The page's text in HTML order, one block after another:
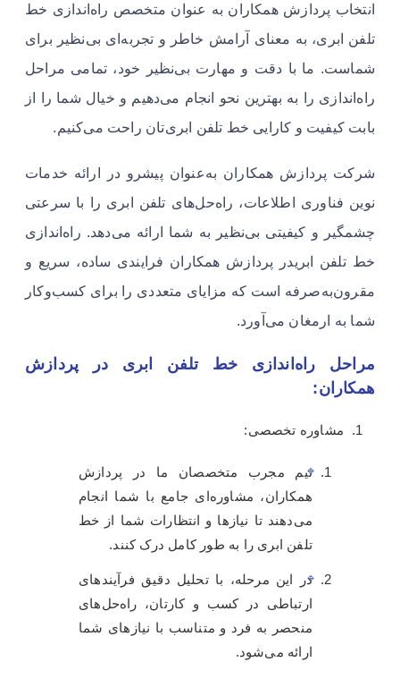
انتخاب پردازش همکاران به عنوان متخصص راه‌اندازی خط
تلفن ابری، به معنای آرامش خاطر و تجربه‌ای بی‌نظیر برای
شماست. ما با دقت و مهارت بی‌نظیر خود، تمامی مراحل
راه‌اندازی را به بهترین نحو انجام می‌دهیم و خیال شما را از
بابت کیفیت و کارایی خط تلفن ابری‌تان راحت می‌کنیم.
شرکت پردازش همکاران به‌عنوان پیشرو در ارائه خدمات
نوین فناوری اطلاعات، راه‌حل‌های تلفن ابری را با سرعتی
چشمگیر و کیفیتی بی‌نظیر به شما ارائه می‌دهد. راه‌اندازی
خط تلفن ابریدر پردازش همکاران فرایندی ساده، سریع و
مقرون‌به‌صرفه است که مزایای متعددی را برای کسب‌وکار
شما به ارمغان می‌آورد.
مراحل راه‌اندازی خط تلفن ابری در پردازش
همکاران:
مشاوره تخصصی:
تیم مجرب متخصصان ما در پردازش
همکاران، مشاوره‌ای جامع با شما انجام
می‌دهند تا نیازها و انتظارات شما از خط
تلفن ابری را به طور کامل درک کنند.
در این مرحله، با تحلیل دقیق فرآیندهای
ارتباطی در کسب و کارتان، راه‌حل‌های
منحصر به فرد و متناسب با نیازهای شما
ارائه می‌شود.